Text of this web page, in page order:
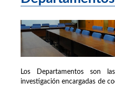
Los Departamentos son
investigación encargadas de